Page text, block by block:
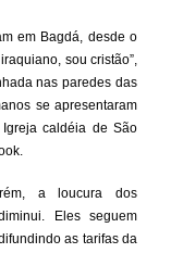
em Bagdá, desde o
sou cristão”,
nas paredes das
se apresentaram
caldéia de São
a loucura dos
Eles seguem
as tarifas da